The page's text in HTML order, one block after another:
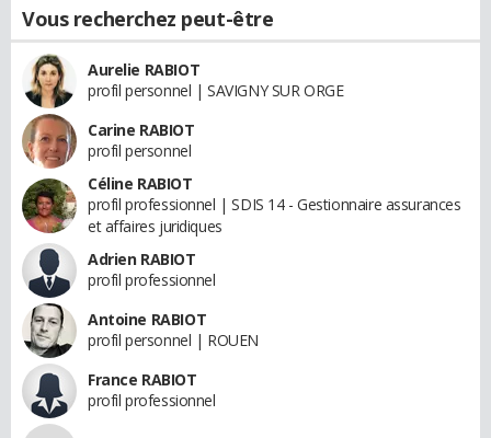
Vous recherchez peut-être
Aurelie RABIOT
profil personnel | SAVIGNY SUR ORGE
Carine RABIOT
profil personnel
Céline RABIOT
profil professionnel | SDIS 14 - Gestionnaire assurances
et affaires juridiques
Adrien RABIOT
profil professionnel
Antoine RABIOT
profil personnel | ROUEN
France RABIOT
profil professionnel